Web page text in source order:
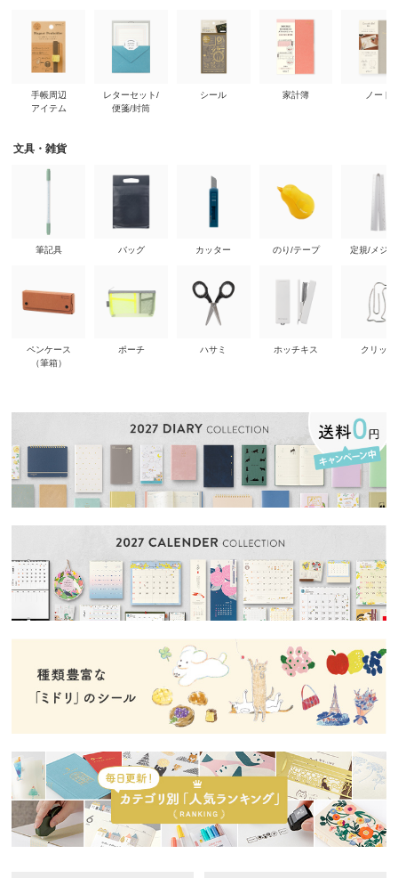
手帳周辺
アイテム
レターセット/
便箋/封筒
シール 家計簿 ノート
文具・雑貨
筆記具
ペンケース
（筆箱）
バッグ
ポーチ
カッター
ハサミ
のり/テープ
ホッチキス
定規/メジ
クリップ